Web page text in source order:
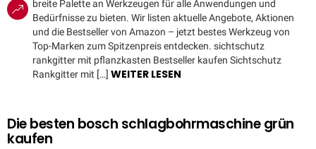
breite Palette an Werkzeugen für alle Anwendungen und
Bedürfnisse zu bieten. Wir listen aktuelle Angebote, Aktionen
und die Bestseller von Amazon – jetzt bestes Werkzeug von
Top-Marken zum Spitzenpreis entdecken. sichtschutz
rankgitter mit pflanzkasten Bestseller kaufen Sichtschutz
Rankgitter mit […] WEITER LESEN
Die besten bosch schlagbohrmaschine grün
kaufen